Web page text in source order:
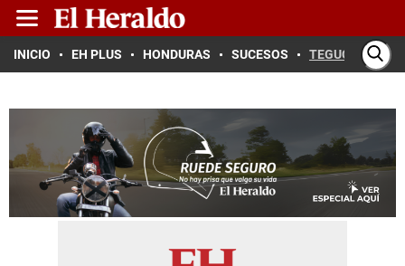
INICIO EH PLUS HONDURAS SUCESOS TEGUCIGALPA